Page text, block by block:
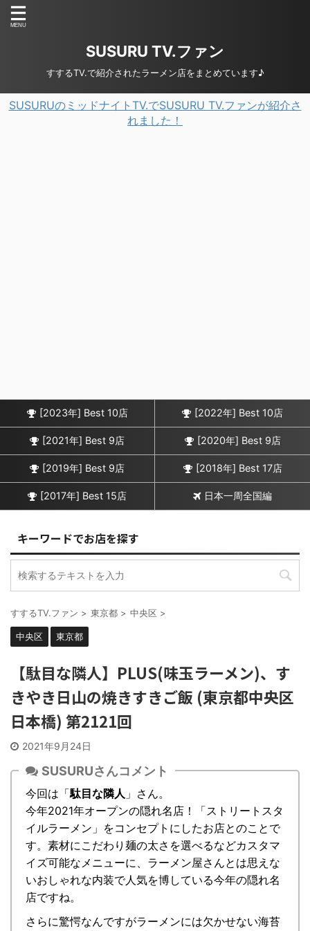
SUSURU TV.ファン
すするTV.で紹介されたラーメン店をまとめています♪
SUSURUのミッドナイトTV.でSUSURU TV.ファンが紹介さ
れました！
[2023年] Best 10店 [2022年] Best 10店
[2021年] Best 9店 [2020年] Best 9店
[2019年] Best 9店 [2018年] Best 17店
[2017年] Best 15店 日本一周全国編
キーワードでお店を探す
すするTV.ファン > 東京都 > 中央区 >
中央区 東京都
【駄目な隣人】PLUS(味玉ラーメン)、す
きやき日山の焼きすきご飯 (東京都中央区
日本橋) 第2121回
2021年9月24日
SUSURUさんコメント
今回は「駄目な隣人 」さん。
今年2021年オープンの隠れ名店！「ストリートスタ
イルラーメン」をコンセプトにしたお店とのことで
す。素材にこだわり麺の太さを選べるなどカスタマ
イズ可能なメニューに、ラーメン屋さんとは思えな
いおしゃれな内装で人気を博している今年の隠れ名
店ですね。
さらに驚愕なんですがラーメンには欠かせない海苔